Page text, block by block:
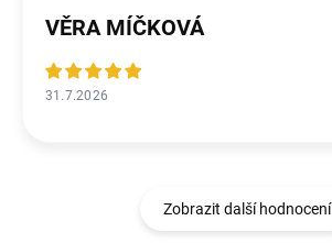
VĚRA MÍČKOVÁ
31.7.2026
Zobrazit další hodnocení